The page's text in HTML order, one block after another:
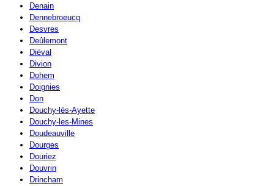
Denain
Dennebroeucq
Desvres
Deûlemont
Diéval
Divion
Dohem
Doignies
Don
Douchy-lès-Ayette
Douchy-les-Mines
Doudeauville
Dourges
Douriez
Douvrin
Drincham